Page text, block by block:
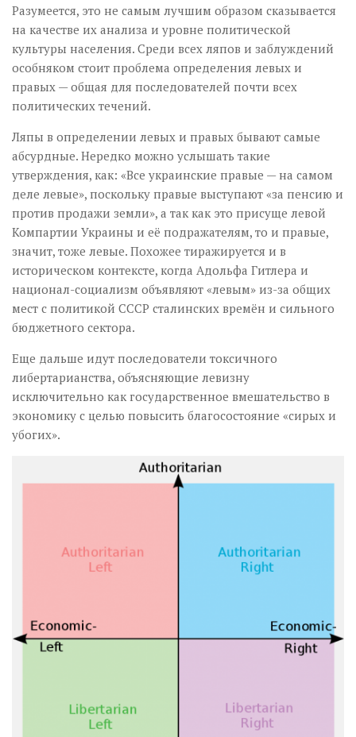
Разумеется, это не самым лучшим образом сказывается
на качестве их анализа и уровне политической
культуры населения. Среди всех ляпов и заблуждений
особняком стоит проблема определения левых и
правых — общая для последователей почти всех
политических течений.
Ляпы в определении левых и правых бывают самые
абсурдные. Нередко можно услышать такие
утверждения, как: «Все украинские правые — на самом
деле левые», поскольку правые выступают «за пенсию и
против продажи земли», а так как это присуще левой
Компартии Украины и её подражателям, то и правые,
значит, тоже левые. Похожее тиражируется и в
историческом контексте, когда Адольфа Гитлера и
национал-социализм объявляют «левым» из-за общих
мест с политикой СССР сталинских времён и сильного
бюджетного сектора.
Еще дальше идут последователи токсичного
либертарианства, объясняющие левизну
исключительно как государственное вмешательство в
экономику с целью повысить благосостояние «сирых и
убогих».